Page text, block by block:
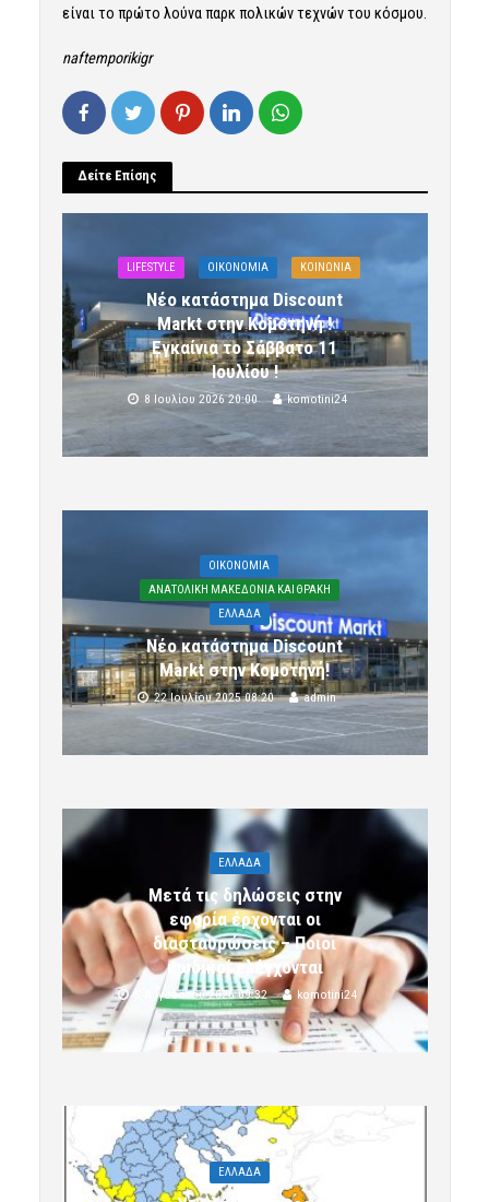
είναι το πρώτο λούνα παρκ πολικών τεχνών του κόσμου.
naftemporikigr
Δείτε Επίσης
LIFESTYLE OIKONOMIA ΚΟΙΝΩΝΙΑ
Νέο κατάστημα Discount
Markt στην Κομοτηνή !
Εγκαίνια το Σάββατο 11
Ιουλίου !
8 Ιουλίου 2026 20:00 komotini24
OIKONOMIA
ΑΝΑΤΟΛΙΚΗ ΜΑΚΕΔΟΝΙΑ ΚΑΙ ΘΡΑΚΗ
ΕΛΛΑΔΑ
Νέο κατάστημα Discount
Markt στην Κομοτηνή!
22 Ιουλίου 2025 08:20 admin
ΕΛΛΑΔΑ
Μετά τις δηλώσεις στην
εφορία έρχονται οι
διασταυρώσεις – Ποιοι
κωδικοί ελέγχονται
5 Αυγούστου 2026 09:32 komotini24
ΕΛΛΑΔΑ